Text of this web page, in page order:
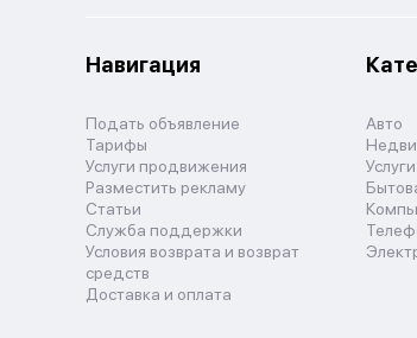
Навигация
Подать объявление
Тарифы
Услуги продвижения
Разместить рекламу
Статьи
Служба поддержки
Условия возврата и возврат
средств
Доставка и оплата
Авто
Услуги